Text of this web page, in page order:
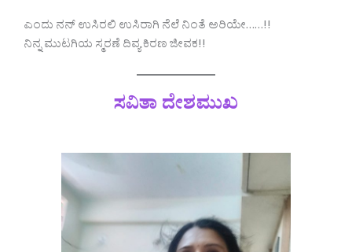
ಎಂದು ನನ್ ಉಸಿರಲಿ ಉಸಿರಾಗಿ ನೆಲೆ ನಿಂತೆ ಅರಿಯೇ……!!
ನಿನ್ನ ಮುಟಗಿಯ ಸ್ಮರಣೆ ದಿವ್ಯ ಕಿರಣ ಜೀವಕ!!
ಸವಿತಾ ದೇಶಮುಖ